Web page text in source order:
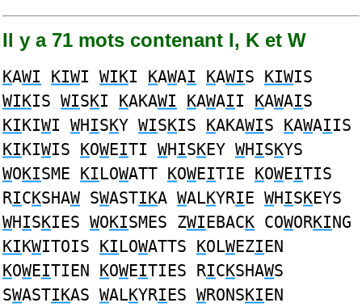
Il y a 71 mots contenant I, K et W
KAWI KIWI WIKI KAWAI KAWIS KIWIS
WIKIS WISKI KAKAWI KAWAII KAWAIS
KIKIWI WHISKY WISKIS KAKAWIS KAWAIIS
KIKIWIS KOWEITI WHISKEY WHISKYS
WOKISME KILOWATT KOWEITIE KOWEITIS
RICKSHAW SWASTIKA WALKYRIE WHISKEYS
WHISKIES WOKISMES ZWIEBACK COWORKING
KIKWITOIS KILOWATTS KOLWEZIEN
KOWEITIEN KOWEITIES RICKSHAWS
SWASTIKAS WALKYRIES WRONSKIEN